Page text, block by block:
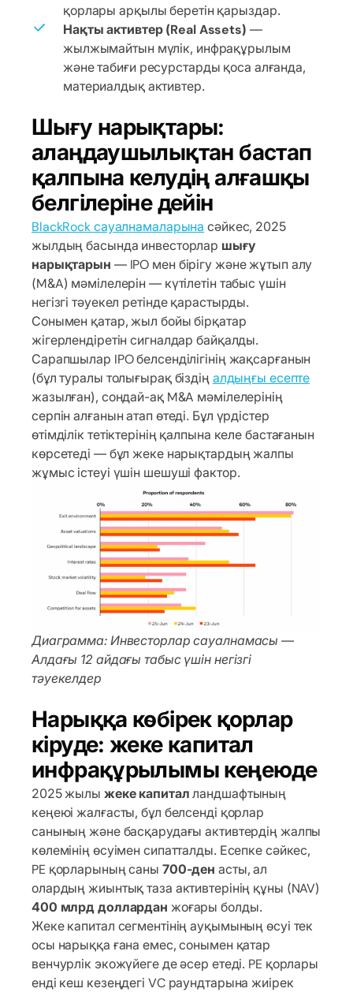
қорлары арқылы беретін қарыздар.
Нақты активтер (Real Assets) —
жылжымайтын мүлік, инфрақұрылым
және табиғи ресурстарды қоса алғанда,
материалдық активтер.
Шығу нарықтары:
алаңдаушылықтан бастап
қалпына келудің алғашқы
белгілеріне дейін
BlackRock сауалнамаларына сәйкес, 2025
жылдың басында инвесторлар шығу
нарықтарын — IPO мен бірігу және жұтып алу
(M&A) мәмілелерін — күтілетін табыс үшін
негізгі тәуекел ретінде қарастырды.
Сонымен қатар, жыл бойы бірқатар
жігерлендіретін сигналдар байқалды.
Сарапшылар IPO белсенділігінің жақсарғанын
(бұл туралы толығырақ біздің алдыңғы есепте
жазылған), сондай-ақ M&A мәмілелерінің
серпін алғанын атап өтеді. Бұл үрдістер
өтімділік тетіктерінің қалпына келе бастағанын
көрсетеді — бұл жеке нарықтардың жалпы
жұмыс істеуі үшін шешуші фактор.
Диаграмма: Инвесторлар сауалнамасы —
Алдағы 12 айдағы табыс үшін негізгі
тәуекелдер
Нарыққа көбірек қорлар
кіруде: жеке капитал
инфрақұрылымы кеңеюде
2025 жылы жеке капитал ландшафтының
кеңеюі жалғасты, бұл белсенді қорлар
санының және басқарудағы активтердің жалпы
көлемінің өсуімен сипатталды. Есепке сәйкес,
PE қорларының саны 700-ден асты, ал
олардың жиынтық таза активтерінің құны (NAV)
400 млрд доллардан жоғары болды.
Жеке капитал сегментінің ауқымының өсуі тек
осы нарыққа ғана емес, сонымен қатар
венчурлік экожүйеге де әсер етеді. PE қорлары
енді кеш кезеңдегі VC раундтарына жиірек